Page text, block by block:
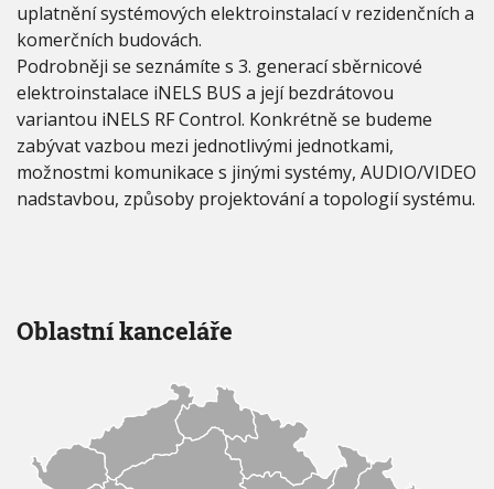
o
v
á
c
uplatnění systémových elektroinstalací v rezidenčních a
komerčních budovách.
Podrobněji se seznámíte s 3. generací sběrnicové
elektroinstalace iNELS BUS a její bezdrátovou
variantou iNELS RF Control. Konkrétně se budeme
zabývat vazbou mezi jednotlivými jednotkami,
možnostmi komunikace s jinými systémy, AUDIO/VIDEO
nadstavbou, způsoby projektování a topologií systému.
Oblastní kanceláře